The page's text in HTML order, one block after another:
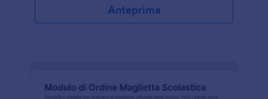
Anteprima